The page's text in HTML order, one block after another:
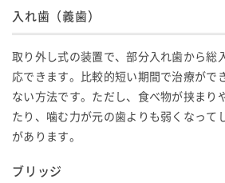
入れ歯（義歯）
取り外し式の装置で、部分入れ歯から総
応できます。比較的短い期間で治療がで
ない方法です。ただし、食べ物が挟まり
たり、噛む力が元の歯よりも弱くなって
があります。
ブリッジ